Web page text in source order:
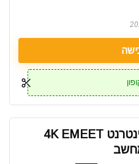
מצלמת אינטרנט 4K EMEET